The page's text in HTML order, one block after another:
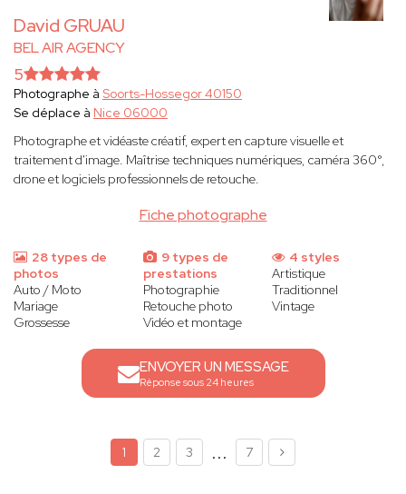
David GRUAU
BEL AIR AGENCY
Fiche photographe
5
Photographe à Soorts-Hossegor 40150
Se déplace à Nice 06000
Photographe et vidéaste créatif, expert en capture visuelle et
traitement d'image. Maîtrise techniques numériques, caméra 360°,
drone et logiciels professionnels de retouche.
28 types de
photos
Auto / Moto
Mariage
Grossesse
9 types de
prestations
Photographie
Retouche photo
Vidéo et montage
4 styles
Artistique
Traditionnel
Vintage
ENVOYER UN MESSAGE
Réponse sous 24 heures
1 2 3 ... 7